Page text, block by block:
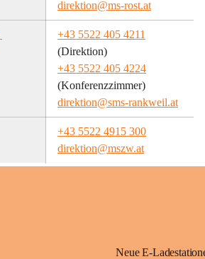
direktion@ms-rost.at
+43 5522 405 4211
(Direktion)
+43 5522 405 4224
(Konferenzzimmer)
direktion@sms-rankweil.at
+43 5522 4915 300
direktion@mszw.at